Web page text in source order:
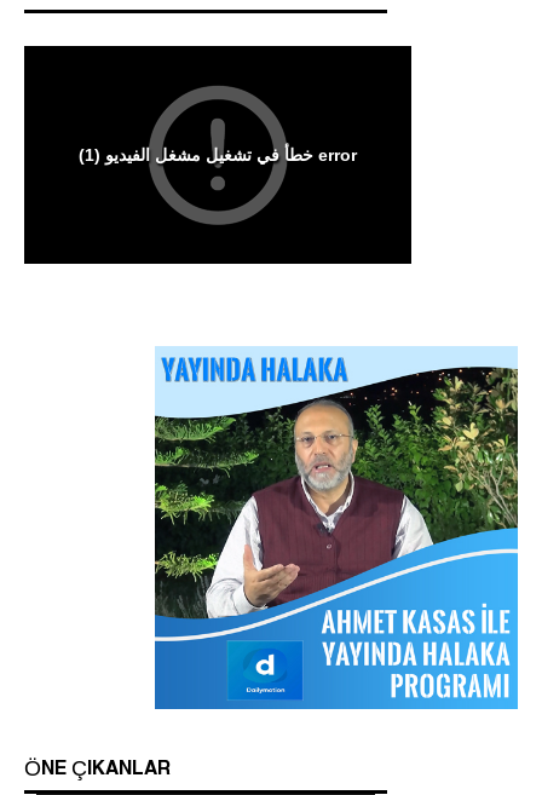
ÖNE ÇIKANLAR
Sorular ve Cevaplar
Mescidi Aksa İslam Ümmetine ve Ordulara
Arakan Müslümanları İslam Ümmetinden ve
Hizb-ut Tahrir Emirine Sorulanlar